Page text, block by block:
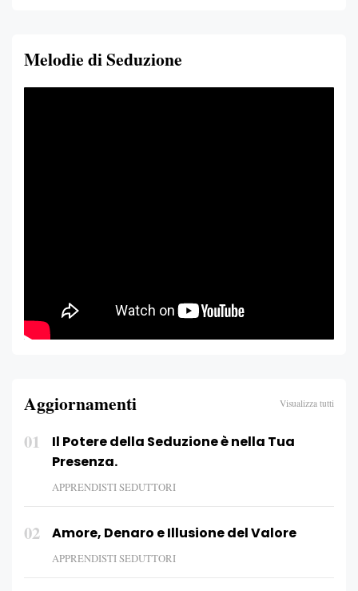
Melodie di Seduzione
Aggiornamenti Visualizza tutti
01
Il Potere della Seduzione è nella Tua
Presenza.
APPRENDISTI SEDUTTORI
02 Amore, Denaro e Illusione del Valore
APPRENDISTI SEDUTTORI